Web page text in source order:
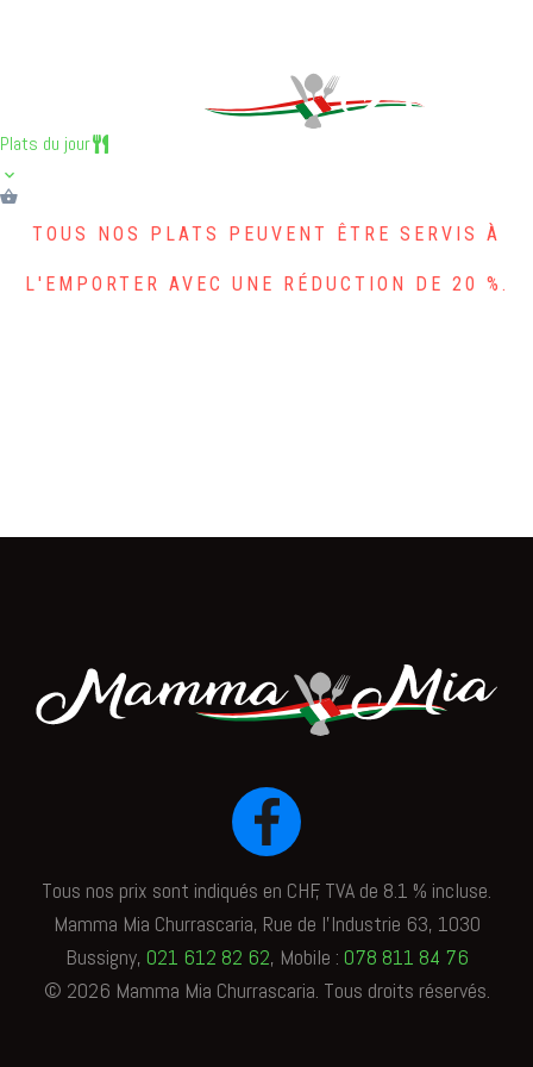
Plats du jour
Plats du jour
TOUS NOS PLATS PEUVENT ÊTRE SERVIS À
L'EMPORTER AVEC UNE RÉDUCTION DE 20 %.
Tous nos prix sont indiqués en CHF, TVA de 8.1 % incluse.
Mamma Mia Churrascaria, Rue de l'Industrie 63, 1030
Bussigny, 021 612 82 62, Mobile : 078 811 84 76
© 2026 Mamma Mia Churrascaria. Tous droits réservés.